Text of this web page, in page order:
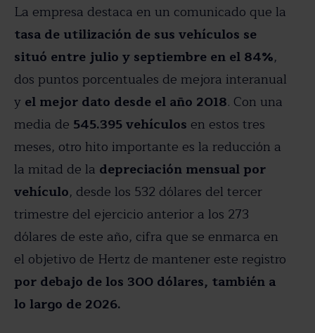
La empresa destaca en un comunicado que la
tasa de utilización de sus vehículos se
situó entre julio y septiembre en el 84%,
dos puntos porcentuales de mejora interanual
y el mejor dato desde el año 2018. Con una
media de 545.395 vehículos en estos tres
meses, otro hito importante es la reducción a
la mitad de la depreciación mensual por
vehículo, desde los 532 dólares del tercer
trimestre del ejercicio anterior a los 273
dólares de este año, cifra que se enmarca en
el objetivo de Hertz de mantener este registro
por debajo de los 300 dólares, también a
lo largo de 2026.